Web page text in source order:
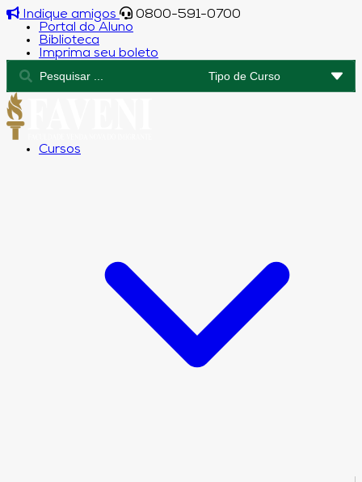
Indique amigos
0800-591-0700
Portal do Aluno
Biblioteca
Imprima seu boleto
Cursos